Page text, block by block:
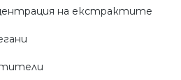
на екстрактите